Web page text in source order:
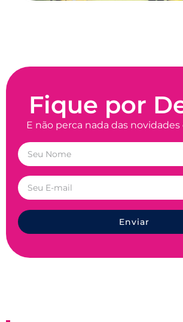
Fique por
E não perca nada das novidades
Enviar